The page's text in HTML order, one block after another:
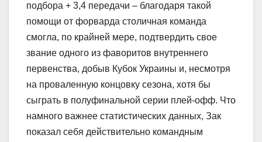
подбора + 3,4 передачи – благодаря такой
помощи от форварда столичная команда
смогла, по крайней мере, подтвердить свое
звание одного из фаворитов внутреннего
первенства, добыв Кубок Украины и, несмотря
на проваленную концовку сезона, хотя бы
сыграть в полуфинальной серии плей-офф. Что
намного важнее статистических данных, Зак
показал себя действительно командным